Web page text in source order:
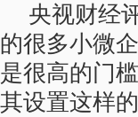
央视财经
的很多小微
是很高的门
其设置这样